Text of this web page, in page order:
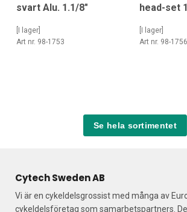
svart Alu. 1.1/8"
[I lager]
Art nr. 98-1753
head-set
[I lager]
Art nr. 98-1756
Se hela sortimentet
Cytech Sweden AB
Vi är en cykeldelsgrossist med många av
cykeldelsföretag som samarbetspartners.